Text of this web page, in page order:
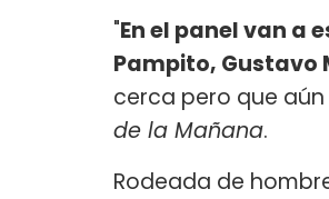
"En el panel van a
Pampito, Gustavo
cerca pero que
de la Mañana.
Rodeada de